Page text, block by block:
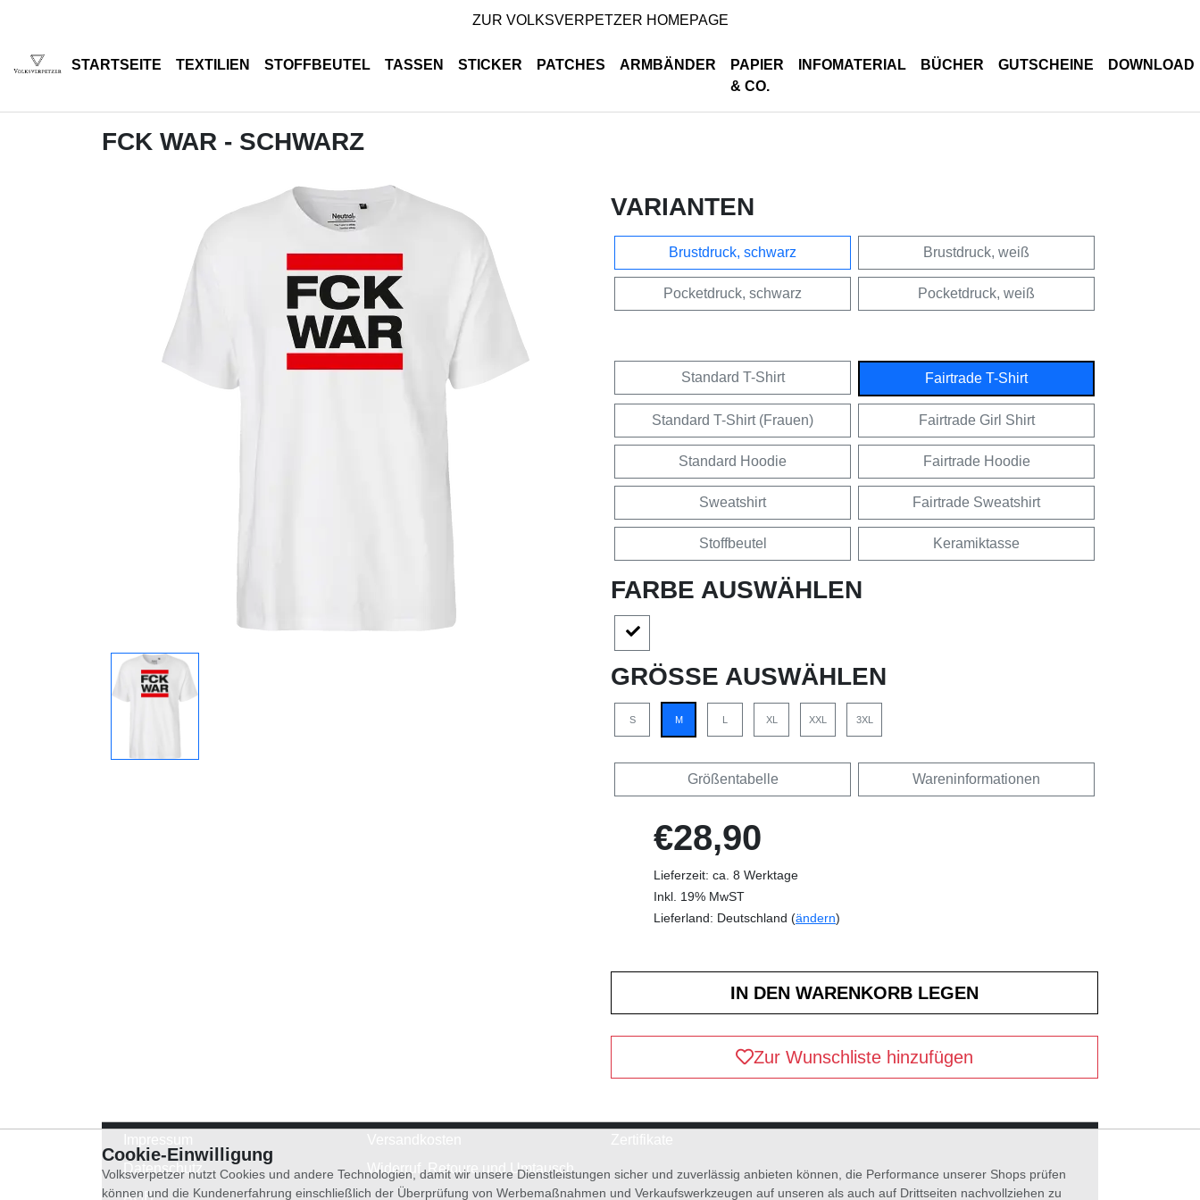
ZUR VOLKSVERPETZER HOMEPAGE
STARTSEITE TEXTILIEN STOFFBEUTEL TASSEN STICKER PATCHES ARMBÄNDER
PAPIER
& CO.
INFOMATERIAL BÜCHER GUTSCHEINE DOWNLOAD
FCK WAR - SCHWARZ
VARIANTEN
Brustdruck, schwarz Brustdruck, weiß
Pocketdruck, schwarz Pocketdruck, weiß
Standard T-Shirt Fairtrade T-Shirt
Standard T-Shirt (Frauen) Fairtrade Girl Shirt
Standard Hoodie Fairtrade Hoodie
Sweatshirt Fairtrade Sweatshirt
Stoffbeutel Keramiktasse
FARBE AUSWÄHLEN
GRÖSSE AUSWÄHLEN
S M L XL XXL 3XL
Größentabelle Wareninformationen
€28,90
Lieferzeit: ca. 8 Werktage
Inkl. 19% MwST
Lieferland: Deutschland (ändern)
Zur Wunschliste hinzufügen
Datenschutz
AGB
Widerruf, Retoure und Umtausch
Cookie-Einwilligung
Volksverpetzer nutzt Cookies und andere Technologien, damit wir unsere Dienstleistungen sicher und zuverlässig anbieten können, die Performance unserer Shops prüfen
können und die Kundenerfahrung einschließlich der Überprüfung von Werbemaßnahmen und Verkaufswerkzeugen auf unseren als auch auf Drittseiten nachvollziehen zu